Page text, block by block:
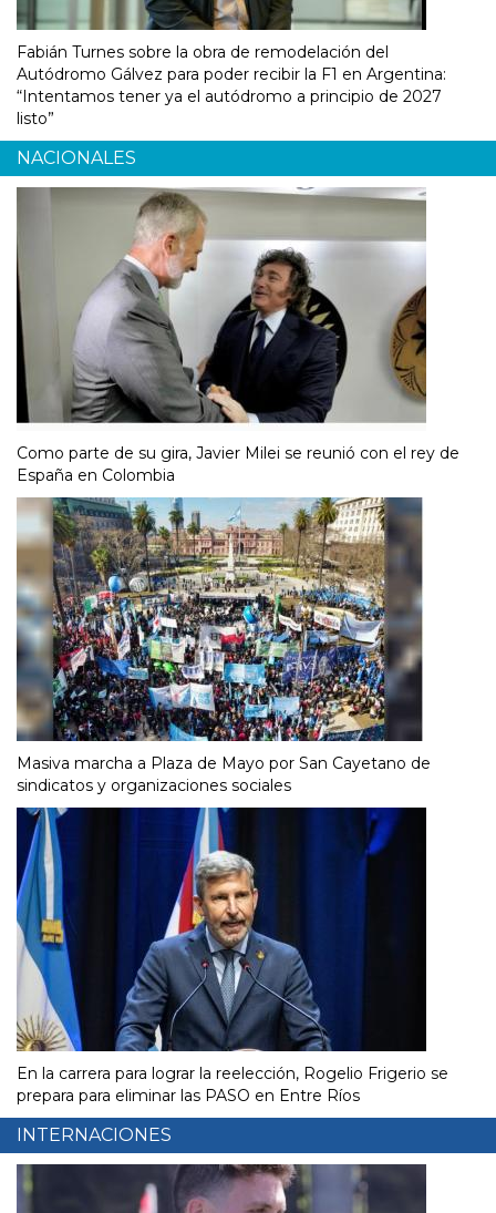
Fabián Turnes sobre la obra de remodelación del
Autódromo Gálvez para poder recibir la F1 en Argentina:
“Intentamos tener ya el autódromo a principio de 2027
listo”
NACIONALES
Como parte de su gira, Javier Milei se reunió con el rey de
España en Colombia
Masiva marcha a Plaza de Mayo por San Cayetano de
sindicatos y organizaciones sociales
En la carrera para lograr la reelección, Rogelio Frigerio se
prepara para eliminar las PASO en Entre Ríos
INTERNACIONES